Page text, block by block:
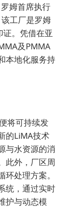
姆首席执行
工厂是罗姆
证。凭借在亚
及PMMA
本地化服务持
将可持续发
的LiMA技术
与水资源的消
此外，厂区周
处理方案。
统，通过实时
护与动态模